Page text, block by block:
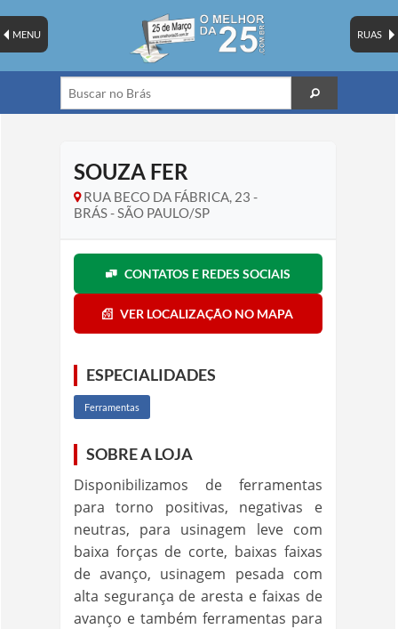
RUAS
MENU
SOUZA FER
RUA BECO DA FÁBRICA, 23 -
BRÁS - SÃO PAULO/SP
CONTATOS E REDES SOCIAIS
VER LOCALIZAÇÃO NO MAPA
ESPECIALIDADES
Ferramentas
SOBRE A LOJA
Disponibilizamos de ferramentas
para torno positivas, negativas e
neutras, para usinagem leve com
baixa forças de corte, baixas faixas
de avanço, usinagem pesada com
alta segurança de aresta e faixas de
avanço e também ferramentas para